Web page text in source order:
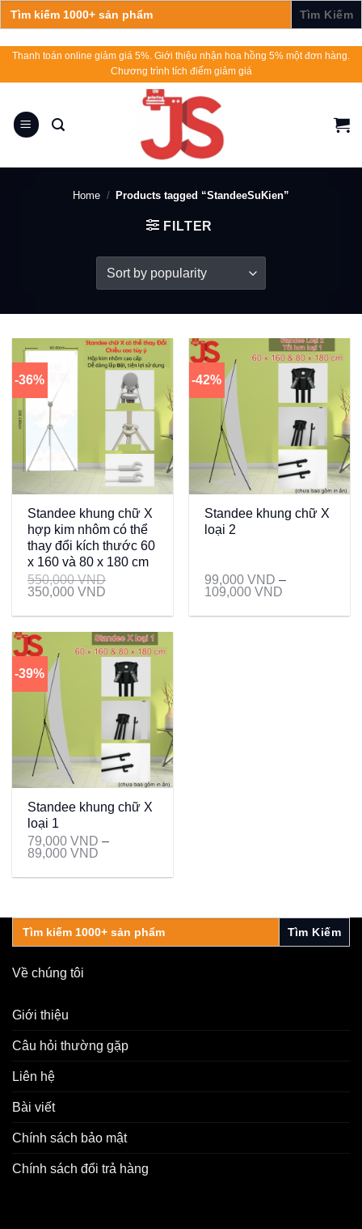
Search
for:
Skip
Thanh toán online giảm giá 5%. Giới thiệu nhận hoa hồng 5% một đơn hàng.
Chương trình tích điểm giảm giá
Home / Products tagged “StandeeSuKien”
FILTER
-36%
Standee khung chữ X
hợp kim nhôm có thể
thay đổi kích thước 60
x 160 và 80 x 180 cm
550,000VND
350,000 VND
-42%
Standee khung chữ X
loại 2
99,000 VND –
109,000 VND
-39%
Standee khung chữ X
loại 1
79,000 VND –
89,000 VND
Search
for:
Về chúng tôi
Giới thiệu
Câu hỏi thường gặp
Liên hệ
Bài viết
Chính sách bảo mật
Chính sách đổi trả hàng